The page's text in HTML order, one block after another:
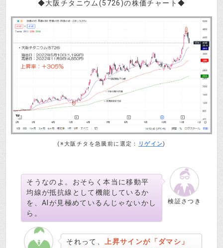
◆大阪チタニウム(5726)の株価チャート◆
(※大阪チタを急騰前に選定： リゲイン)
検証さつき
そうなのよ。おそらく本当に移動平
均線が抵抗線として機能しているか
を、AIが見極めているんじゃないかし
ら。
それって、
上昇サインが「ダマシ」